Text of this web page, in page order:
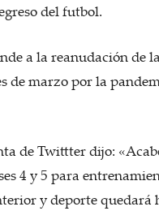
del futbol.
a la reanudación de
de marzo por la
de Twittter dijo:
4 y 5 para
y deporte quedará